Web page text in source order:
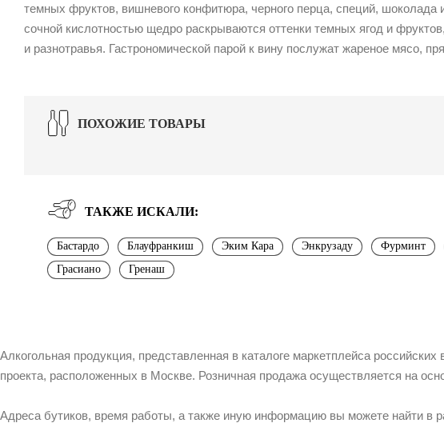
темных фруктов, вишневого конфитюра, черного перца, специй, шоколада
сочной кислотностью щедро раскрываются оттенки темных ягод и
и разнотравья. Гастрономической парой к вину послужат жареное мясо,
ПОХОЖИЕ ТОВАРЫ
ТАКЖЕ ИСКАЛИ:
Бастардо Блауфранкиш Эким Кара Энкрузаду Фурминт
Грасиано
Гренаш
Алкогольная продукция, представленная в каталоге маркетплейса российских
проекта, расположенных в Москве. Розничная продажа осуществляется на
Адреса бутиков, время работы, а также иную информацию вы можете найти в